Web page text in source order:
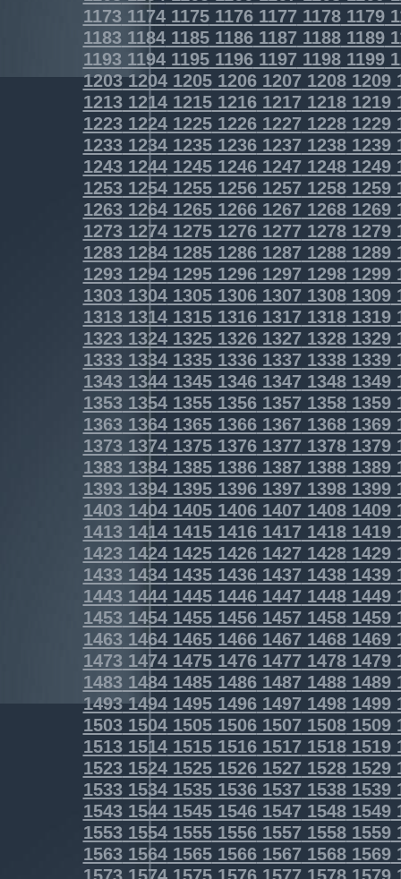
1173117411751176117711781179
1183118411851186118711881189
1193119411951196119711981199
1203120412051206120712081209
1213121412151216121712181219
1223122412251226122712281229
1233123412351236123712381239
1243124412451246124712481249
1253125412551256125712581259
1263126412651266126712681269
1273127412751276127712781279
1283128412851286128712881289
1293129412951296129712981299
1303130413051306130713081309
1313131413151316131713181319
1323132413251326132713281329
1333133413351336133713381339
1343134413451346134713481349
1353135413551356135713581359
1363136413651366136713681369
1373137413751376137713781379
1383138413851386138713881389
1393139413951396139713981399
1403140414051406140714081409
1413141414151416141714181419
1423142414251426142714281429
1433143414351436143714381439
1443144414451446144714481449
1453145414551456145714581459
1463146414651466146714681469
1473147414751476147714781479
1483148414851486148714881489
1493149414951496149714981499
1503150415051506150715081509
1513151415151516151715181519
1523152415251526152715281529
1533153415351536153715381539
1543154415451546154715481549
1553155415551556155715581559
1563156415651566156715681569